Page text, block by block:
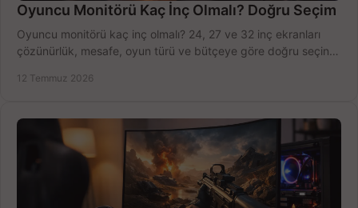
Oyuncu Monitörü Kaç İnç Olmalı? Doğru Seçim
Oyuncu monitörü kaç inç olmalı? 24, 27 ve 32 inç ekranları
çözünürlük, mesafe, oyun türü ve bütçeye göre doğru seçin,
12 Temmuz 2026